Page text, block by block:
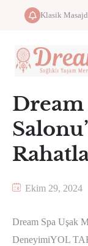
Klasik
Dream
Ekim 29, 2024
Dream Spa Uşak
DeneyimiYOL